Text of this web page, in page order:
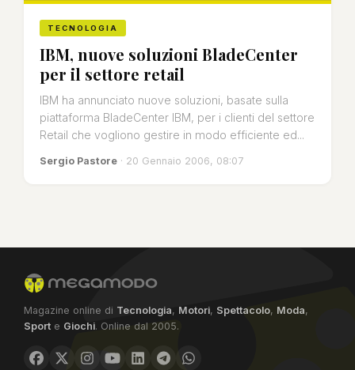
TECNOLOGIA
IBM, nuove soluzioni BladeCenter
per il settore retail
IBM ha annunciato nuove soluzioni, basate sulla
piattaforma BladeCenter IBM, per i clienti del settore
Retail che vogliono gestire in modo efficiente ed...
Sergio Pastore · 20 Gennaio 2006, 08:07
Magazine online di Tecnologia, Motori, Spettacolo, Moda,
Sport e Giochi. Online dal 2005.